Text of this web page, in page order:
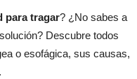
para tragar? ¿No sabes a
Descubre todos
o esofágica, sus causas,